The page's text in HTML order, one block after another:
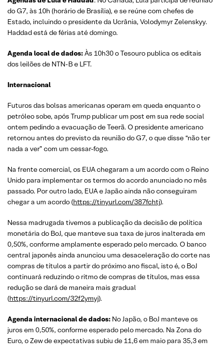
do G7, às 10h (horário de Brasília), e se reúne com chefes de
Estado, incluindo o presidente da Ucrânia, Volodymyr Zelenskyy.
Haddad está de férias até domingo.
Agenda local de dados:Às 10h30 o Tesouro publica os editais
dos leilões de NTN-B e LFT.
Internacional
Futuros das bolsas americanas operam em queda enquanto o
petróleo sobe, após Trump publicar um post em sua rede social
ontem pedindo a evacuação de Teerã. O presidente americano
retornou antes do previsto da reunião do G7, o que disse “não ter
nada a ver” com um cessar-fogo.
Na frente comercial, os EUA chegaram a um acordo com o Reino
Unido para implementar os termos do acordo anunciado no mês
passado. Por outro lado, EUA e Japão ainda não conseguiram
chegar a um acordo (https://tinyurl.com/387fchtj).
Nessa madrugada tivemos a publicação da decisão de política
monetária do BoJ, que manteve sua taxa de juros inalterada em
0,50%, conforme amplamente esperado pelo mercado. O banco
central japonês ainda anunciou uma desaceleração do corte nas
compras de títulos a partir do próximo ano fiscal, isto é, o BoJ
continuará reduzindo o ritmo de compras de títulos, mas essa
redução se dará de maneira mais gradual
(https://tinyurl.com/32f2ymyj).
Agenda internacional de dados: No Japão, o BoJ manteve os
juros em 0,50%, conforme esperado pelo mercado. Na Zona do
Euro, o Zew de expectativas subiu de 11,6 em maio para 35,3 em